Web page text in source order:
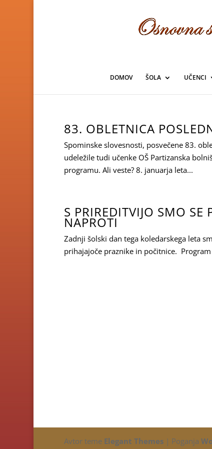
DOMOV ŠOLA UČENCI
83. OBLETNICA
Spominske slovesnosti, posvečene 83.
udeležile tudi učenke OŠ Partizanska
programu. Ali veste? 8. januarja leta...
S PRIREDITVIJO SMO
NAPROTI
Zadnji šolski dan tega koledarskega leta
prihajajoče praznike in počitnice.
Avtor teme Elegant Themes| Poganja